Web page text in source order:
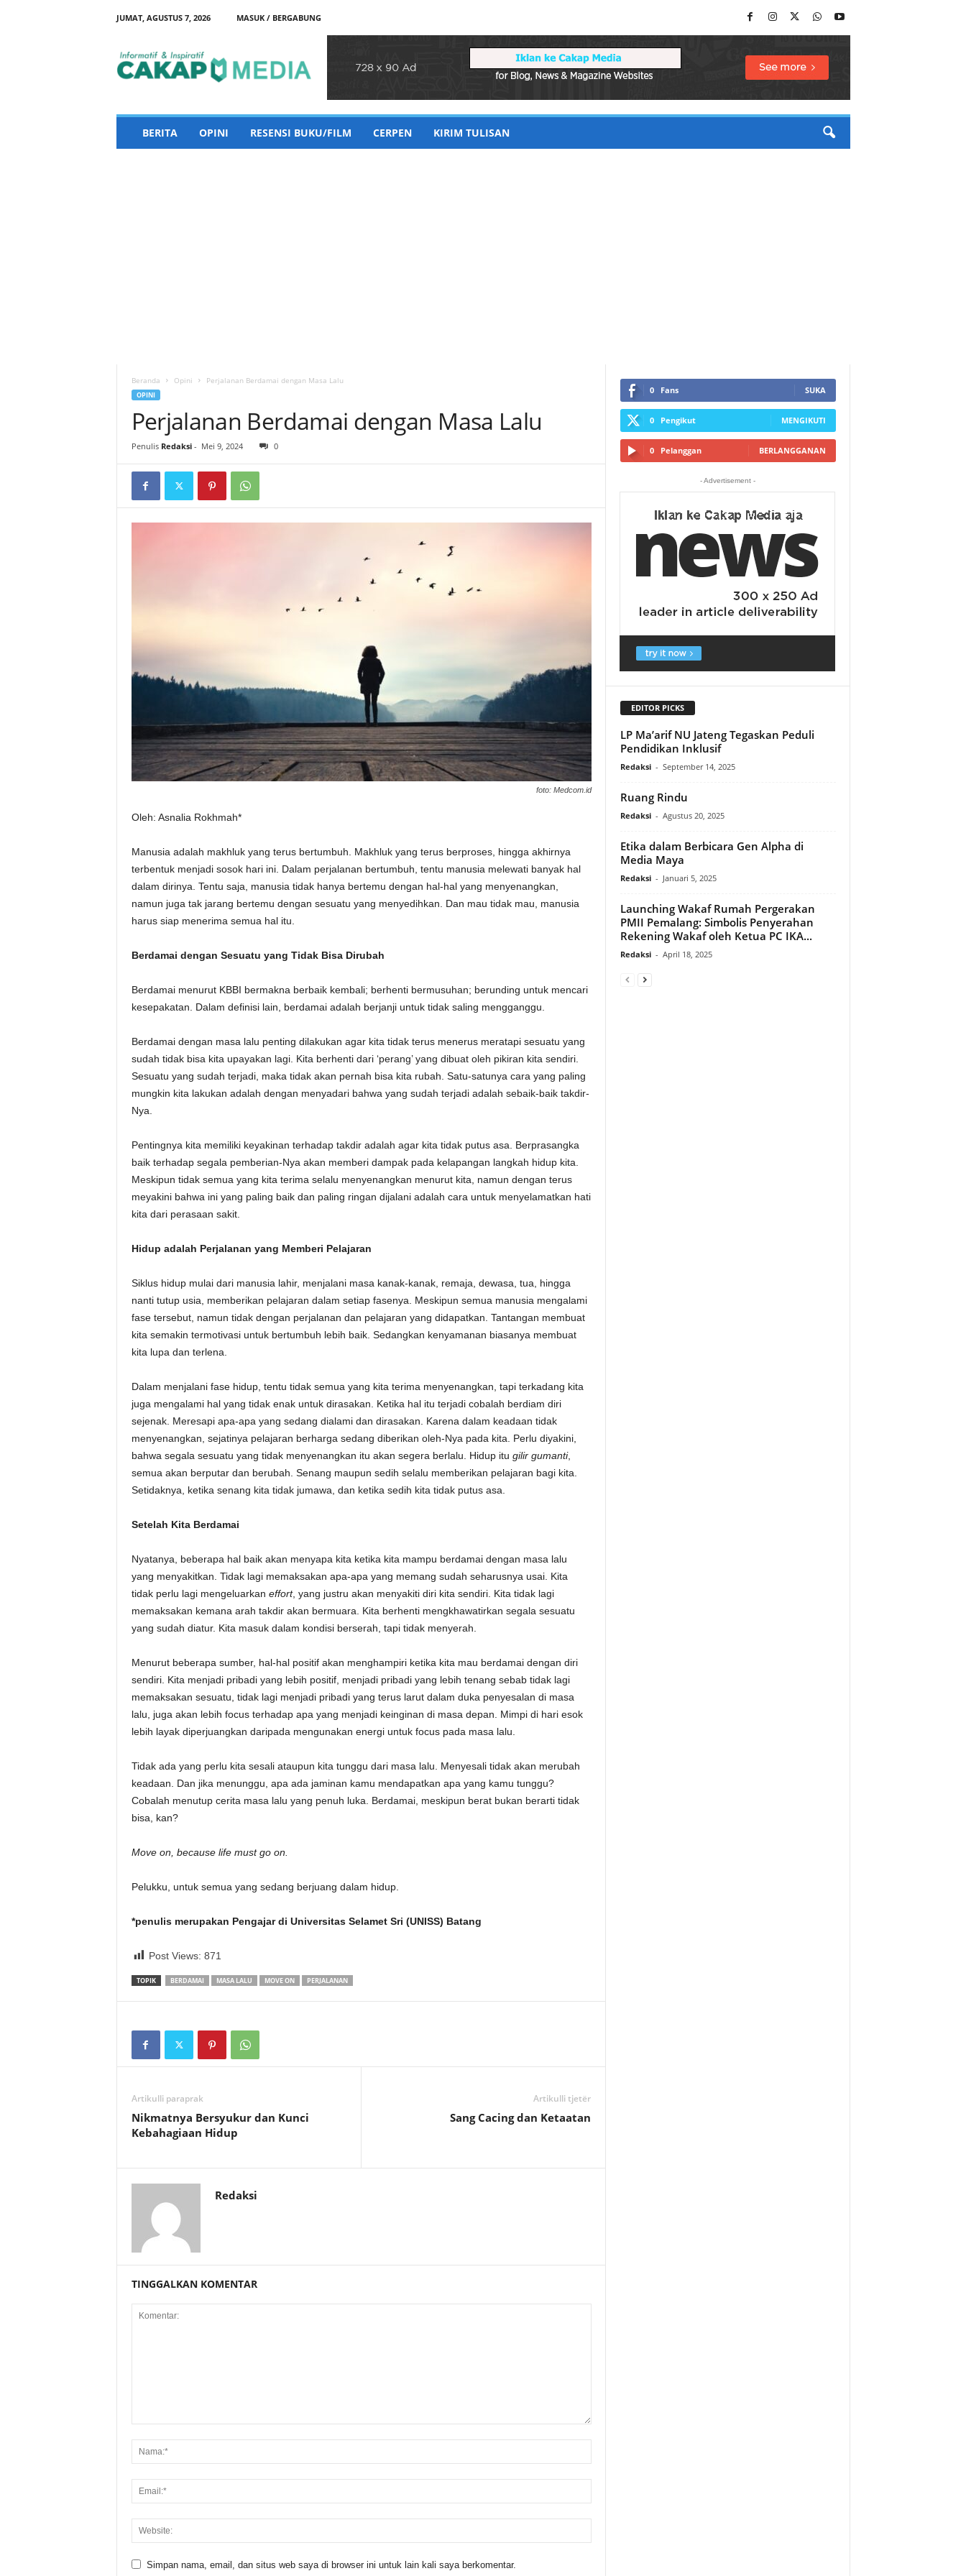
JUMAT, AGUSTUS 7, 2026
MASUK / BERGABUNG
k
a
BERITA OPINI RESENSI BUKU/FILM CERPEN KIRIM TULISAN
Beranda Opini Perjalanan Berdamai dengan Masa Lalu
OPINI
Perjalanan Berdamai dengan Masa Lalu
Penulis Redaksi- Mei 9, 2024 0
foto: Medcom.id
Oleh: Asnalia Rokhmah*
Manusia adalah makhluk yang terus bertumbuh. Makhluk yang terus berproses, hingga akhirnya
terbentuk menjadi sosok hari ini. Dalam perjalanan bertumbuh, tentu manusia melewati banyak hal
dalam dirinya. Tentu saja, manusia tidak hanya bertemu dengan hal-hal yang menyenangkan,
namun juga tak jarang bertemu dengan sesuatu yang menyedihkan. Dan mau tidak mau, manusia
harus siap menerima semua hal itu.
Berdamai dengan Sesuatu yang Tidak Bisa Dirubah
Berdamai menurut KBBI bermakna berbaik kembali; berhenti bermusuhan; berunding untuk mencari
kesepakatan. Dalam definisi lain, berdamai adalah berjanji untuk tidak saling mengganggu.
Berdamai dengan masa lalu penting dilakukan agar kita tidak terus menerus meratapi sesuatu yang
sudah tidak bisa kita upayakan lagi. Kita berhenti dari ‘perang’ yang dibuat oleh pikiran kita sendiri.
Sesuatu yang sudah terjadi, maka tidak akan pernah bisa kita rubah. Satu-satunya cara yang paling
mungkin kita lakukan adalah dengan menyadari bahwa yang sudah terjadi adalah sebaik-baik takdir-
Nya.
Pentingnya kita memiliki keyakinan terhadap takdir adalah agar kita tidak putus asa. Berprasangka
baik terhadap segala pemberian-Nya akan memberi dampak pada kelapangan langkah hidup kita.
Meskipun tidak semua yang kita terima selalu menyenangkan menurut kita, namun dengan terus
meyakini bahwa ini yang paling baik dan paling ringan dijalani adalah cara untuk menyelamatkan hati
kita dari perasaan sakit.
Hidup adalah Perjalanan yang Memberi Pelajaran
Siklus hidup mulai dari manusia lahir, menjalani masa kanak-kanak, remaja, dewasa, tua, hingga
nanti tutup usia, memberikan pelajaran dalam setiap fasenya. Meskipun semua manusia mengalami
fase tersebut, namun tidak dengan perjalanan dan pelajaran yang didapatkan. Tantangan membuat
kita semakin termotivasi untuk bertumbuh lebih baik. Sedangkan kenyamanan biasanya membuat
kita lupa dan terlena.
Dalam menjalani fase hidup, tentu tidak semua yang kita terima menyenangkan, tapi terkadang kita
juga mengalami hal yang tidak enak untuk dirasakan. Ketika hal itu terjadi cobalah berdiam diri
sejenak. Meresapi apa-apa yang sedang dialami dan dirasakan. Karena dalam keadaan tidak
menyenangkan, sejatinya pelajaran berharga sedang diberikan oleh-Nya pada kita. Perlu diyakini,
bahwa segala sesuatu yang tidak menyenangkan itu akan segera berlalu. Hidup itu gilir gumanti,
semua akan berputar dan berubah. Senang maupun sedih selalu memberikan pelajaran bagi kita.
Setidaknya, ketika senang kita tidak jumawa, dan ketika sedih kita tidak putus asa.
Setelah Kita Berdamai
Nyatanya, beberapa hal baik akan menyapa kita ketika kita mampu berdamai dengan masa lalu
yang menyakitkan. Tidak lagi memaksakan apa-apa yang memang sudah seharusnya usai. Kita
tidak perlu lagi mengeluarkan effort, yang justru akan menyakiti diri kita sendiri. Kita tidak lagi
memaksakan kemana arah takdir akan bermuara. Kita berhenti mengkhawatirkan segala sesuatu
yang sudah diatur. Kita masuk dalam kondisi berserah, tapi tidak menyerah.
Menurut beberapa sumber, hal-hal positif akan menghampiri ketika kita mau berdamai dengan diri
sendiri. Kita menjadi pribadi yang lebih positif, menjadi pribadi yang lebih tenang sebab tidak lagi
memaksakan sesuatu, tidak lagi menjadi pribadi yang terus larut dalam duka penyesalan di masa
lalu, juga akan lebih focus terhadap apa yang menjadi keinginan di masa depan. Mimpi di hari esok
lebih layak diperjuangkan daripada mengunakan energi untuk focus pada masa lalu.
Tidak ada yang perlu kita sesali ataupun kita tunggu dari masa lalu. Menyesali tidak akan merubah
keadaan. Dan jika menunggu, apa ada jaminan kamu mendapatkan apa yang kamu tunggu?
Cobalah menutup cerita masa lalu yang penuh luka. Berdamai, meskipun berat bukan berarti tidak
bisa, kan?
Move on, because life must go on.
Pelukku, untuk semua yang sedang berjuang dalam hidup.
*penulis merupakan Pengajar di Universitas Selamet Sri (UNISS) Batang
Post Views: 871
TOPIK BERDAMAI MASA LALU MOVE ON PERJALANAN
Artikulli paraprak
Nikmatnya Bersyukur dan Kunci
Kebahagiaan Hidup
Artikulli tjetër
Sang Cacing dan Ketaatan
Redaksi
TINGGALKAN KOMENTAR
Simpan nama, email, dan situs web saya di browser ini untuk lain kali saya berkomentar.
0 Fans SUKA
0 Pengikut MENGIKUTI
0 Pelanggan BERLANGGANAN
- Advertisement -
EDITOR PICKS
LP Ma’arif NU Jateng Tegaskan Peduli
Pendidikan Inklusif
Redaksi - September 14, 2025
Ruang Rindu
Redaksi - Agustus 20, 2025
Etika dalam Berbicara Gen Alpha di
Media Maya
Redaksi - Januari 5, 2025
Launching Wakaf Rumah Pergerakan
PMII Pemalang: Simbolis Penyerahan
Rekening Wakaf oleh Ketua PC IKA...
Redaksi - April 18, 2025